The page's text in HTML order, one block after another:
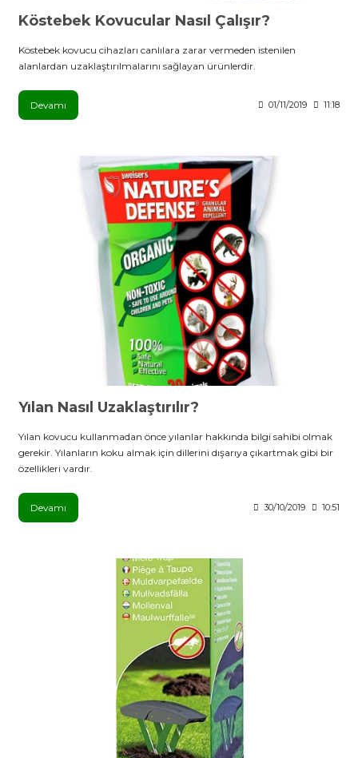
Köstebek Kovucular Nasıl Çalışır?
Köstebek kovucu cihazları canlılara zarar vermeden istenilen
alanlardan uzaklaştırılmalarını sağlayan ürünlerdir.
Devamı 01/11/2019 11:18
Yılan Nasıl Uzaklaştırılır?
Yılan kovucu kullanmadan önce yılanlar hakkında bilgi sahibi olmak
gerekir. Yılanların koku almak için dillerini dışarıya çıkartmak gibi bir
özellikleri vardır.
Devamı 30/10/2019 10:51